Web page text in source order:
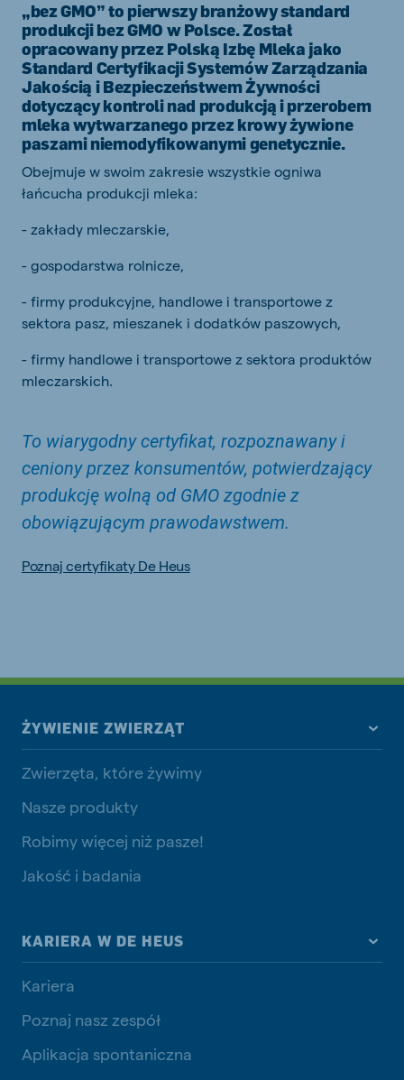
„bez GMO” to pierwszy branżowy standard
produkcji bez GMO w Polsce. Został
opracowany przez Polską Izbę Mleka jako
Standard Certyfikacji Systemów Zarządzania
Jakością i Bezpieczeństwem Żywności
dotyczący kontroli nad produkcją i przerobem
mleka wytwarzanego przez krowy żywione
paszami niemodyfikowanymi genetycznie.
Obejmuje w swoim zakresie wszystkie ogniwa
łańcucha produkcji mleka:
- zakłady mleczarskie,
- gospodarstwa rolnicze,
- firmy produkcyjne, handlowe i transportowe z
sektora pasz, mieszanek i dodatków paszowych,
- firmy handlowe i transportowe z sektora produktów
mleczarskich.
To wiarygodny certyfikat, rozpoznawany i
ceniony przez konsumentów, potwierdzający
produkcję wolną od GMO zgodnie z
obowiązującym prawodawstwem.
Poznaj certyfikaty De Heus
ŻYWIENIE ZWIERZĄT
Zwierzęta, które żywimy
Nasze produkty
Robimy więcej niż pasze!
Jakość i badania
KARIERA W DE HEUS
Kariera
Poznaj nasz zespół
Aplikacja spontaniczna